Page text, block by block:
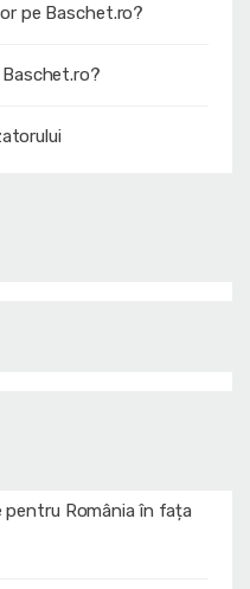
pe Baschet.ro?
pentru România în fața